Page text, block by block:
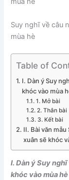
Suy nghĩ về câu
mùa hè
Table of
I. Dàn ý Suy
khóc vào mùa
1. Mở bài
2. Thân bài
3. Kết bài
II. Bài văn
xuân sẽ khóc
I. Dàn ý Suy
khóc vào mùa hè